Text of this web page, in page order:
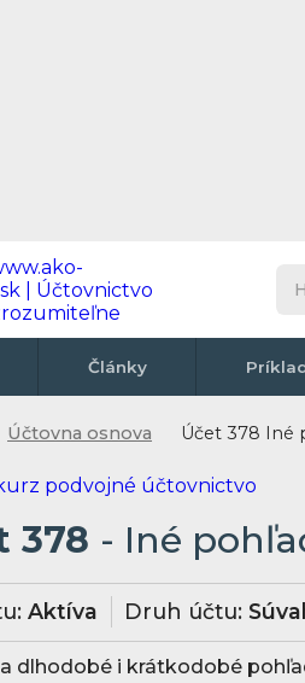
Články
Účtovna osnova Účet 378 Iné
378 - Iné
Aktíva Druh účtu:
dlhodobé i krátkodobé